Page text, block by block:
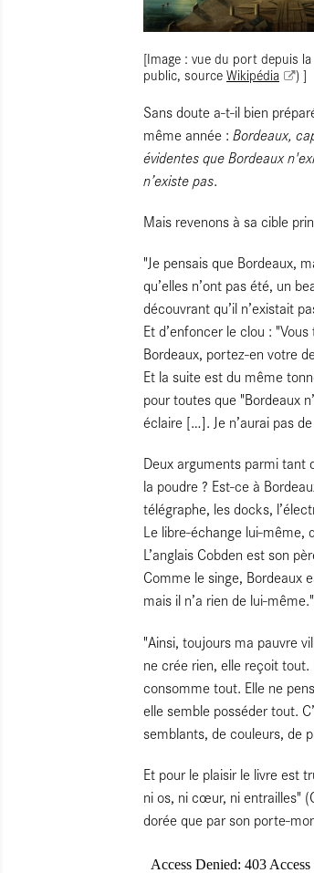
[Image : vue du port depuis
public, source Wikipédia ) ]
Sans doute a-t-il bien
même année : Bordeaux,
évidentes que Bordeaux
n’existe pas.
Mais revenons à sa cible
"Je pensais que Bordeaux,
qu’elles n’ont pas été, un
découvrant qu’il n’existait
Et d’enfoncer le clou :
Bordeaux, portez-en votre
Et la suite est du même
pour toutes que "Bordeaux
éclaire […]. Je n’aurai pas
Deux arguments parmi tant
la poudre ? Est-ce à
télégraphe, les docks,
Le libre-échange lui-même,
L’anglais Cobden est son
Comme le singe, Bordeaux
mais il n’a rien de lui-
"Ainsi, toujours ma pauvre
ne crée rien, elle reçoit
consomme tout. Elle ne
elle semble posséder tout.
semblants, de couleurs, de
Et pour le plaisir le livre est
ni os, ni cœur, ni entrailles"
dorée que par son porte-